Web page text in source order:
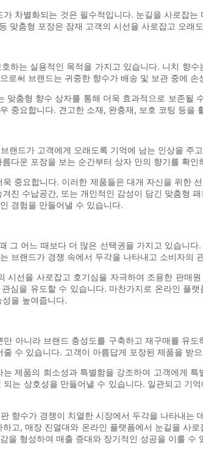
차별화되는 것은 필수적입니다. 눈길을 사로잡
맞춤형 포장은 잠재 고객의 시선을 사로잡고 오래
하는 실용적인 목적을 가지고 있습니다. 니치 향
로써 브랜드는 귀중한 향수가 배송 및 보관 중에
맞춤형 향수 상자를 통해 더욱 효과적으로 보존
중요합니다. 견고한 소재, 완충재, 보호 코팅 등
랜드가 고객에게 오래도록 기억에 남는 인상을
다운 포장을 보는 순간부터 상자 안의 향기를 확
중요합니다. 이러한 제품들은 대개 자신을 위한
진 수납공간, 또는 개인적인 감성이 담긴 맞춤형
경험을 만들어낼 수 있습니다.
그 어느 때보다 더 많은 선택권을 가지고 있습니
브랜드가 경쟁 속에서 두각을 나타내고 소비자의
시선을 사로잡고 호기심을 자극하여 조용한 판
심을 유도할 수 있습니다. 마찬가지로 온라인 플
을 높여줍니다.
아니라 브랜드 충성도를 구축하고 재구매를 유
수 있습니다. 고객이 아름답게 포장된 제품을
제품의 희소성과 특별함을 강조하여 고객에게
는 상호성을 만들어낼 수 있습니다. 일관되고
향수가 경쟁이 치열한 시장에서 두각을 나타내
고, 매장 진열대와 온라인 플랫폼에서 눈길을 사
을 형성하여 매출 증대와 장기적인 성공을 이룰 수